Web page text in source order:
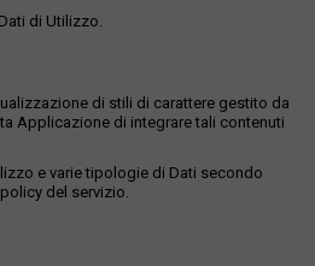
di Utilizzo.
di stili di carattere gestito da
Applicazione di integrare tali contenuti
e varie tipologie di Dati secondo
del servizio.